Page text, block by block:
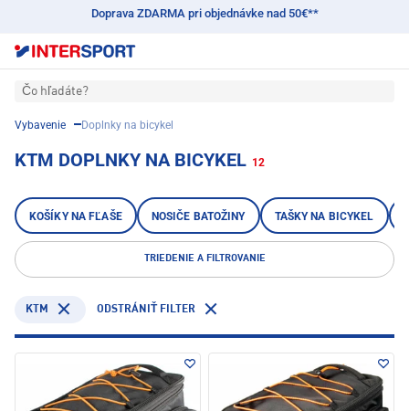
Doprava ZDARMA pri objednávke nad 50€**
Čo hľadáte?
Vybavenie Doplnky na bicykel
KTM DOPLNKY NA BICYKEL 12
KOŠÍKY NA FĽAŠE NOSIČE BATOŽINY TAŠKY NA BICYKEL
TRIEDENIE A FILTROVANIE
KTM ODSTRÁNIŤ FILTER